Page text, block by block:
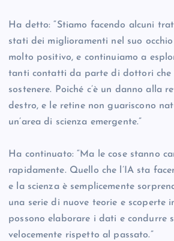
Ha detto: “Stiamo facendo alcuni
stati dei miglioramenti nel suo
molto positivo, e continuiamo a
tanti contatti da parte di dottori che
sostenere. Poiché c’è un danno alla
destro, e le retine non guariscono
un’area di scienza emergente.”
Ha continuato: “Ma le cose stanno
rapidamente. Quello che l’IA sta
e la scienza è semplicemente
una serie di nuove teorie e scoperte
possono elaborare i dati e condurre
velocemente rispetto al passato.”